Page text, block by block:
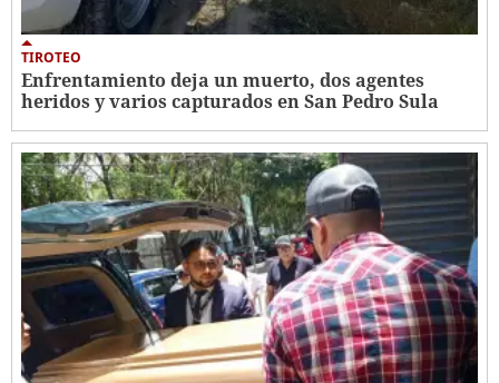
TIROTEO
Enfrentamiento deja un muerto, dos agentes
heridos y varios capturados en San Pedro Sula